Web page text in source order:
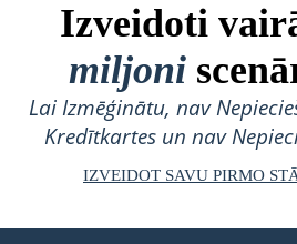
Izveidoti
miljoni
Lai Izmēģinātu, nav
Kredītkartes un nav
IZVEIDOT SAVU PIRMO